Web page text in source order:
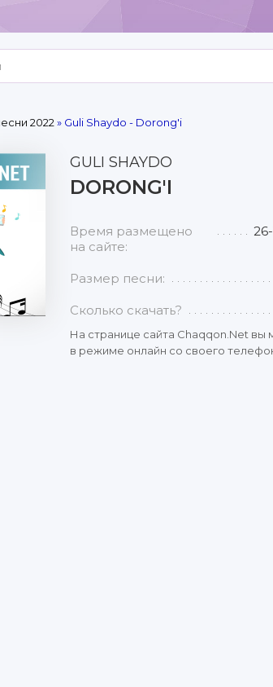
2022 » Guli Shaydo - Dorong'i
GULI SHAYDO
DORONG'I
Время размещено
на сайте:
Размер песни:
Сколько скачать?
На странице сайта Chaqqon.Net вы
в режиме онлайн со своего